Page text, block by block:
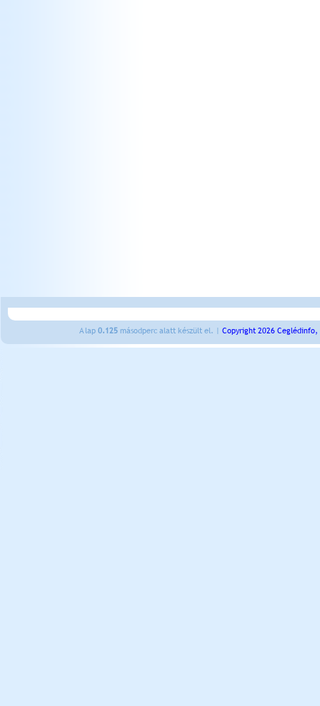
A lap 0.125 másodperc alatt készült el. | Copyright 2026